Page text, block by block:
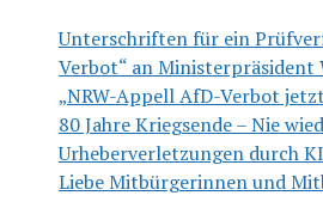
Unterschriften für ein
Verbot“ an Ministerpräsident
„NRW-Appell AfD-Verbot
80 Jahre Kriegsende – Nie
Urheberverletzungen durch
Liebe Mitbürgerinnen und